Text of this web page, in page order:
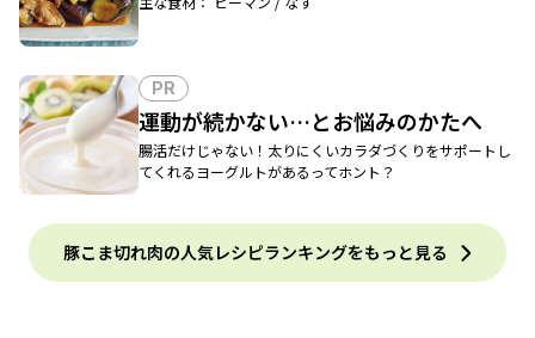
PR
運動が続かない…とお悩みのかたへ
腸活だけじゃない！太りにくいカラダづくりをサポートし
てくれるヨーグルトがあるってホント？
豚こま切れ肉の人気レシピランキングをもっと見る